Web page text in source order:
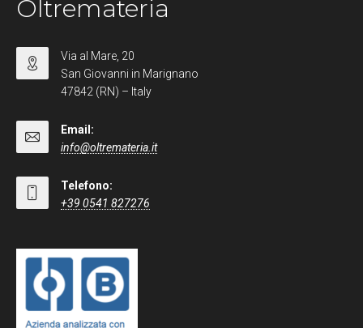
Oltremateria
Via al Mare, 20
San Giovanni in Marignano
47842 (RN) – Italy
Email:
info@oltremateria.it
Telefono:
+39 0541 827276